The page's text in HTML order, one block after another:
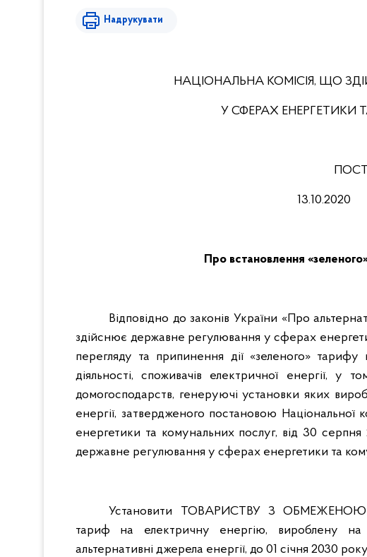
Надрукувати
НАЦІОНАЛЬНА КОМІСІЯ, ЩО
У СФЕРАХ
13.10.2020
Про встановлення
Відповідно до законів України «Про
здійснює державне регулювання у сферах
перегляду та припинення дії «зеленого» тарифу
діяльності, споживачів електричної енергії, у
домогосподарств, генеруючі установки яких
енергії, затвердженого постановою
енергетики та комунальних послуг, від 30
державне регулювання у сферах енергетики та
Установити ТОВАРИСТВУ З ОБМЕЖЕНОЮ
тариф на електричну енергію, вироблену на
альтернативні джерела енергії, до 01 січня 2030